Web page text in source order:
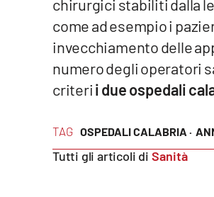
TAG OSPEDALI CALABRIA ·
Tutti gli articoli di Sanità
chirurgici stabiliti dalla
come ad esempio i
invecchiamento delle
numero degli operatori
criterii due ospedali